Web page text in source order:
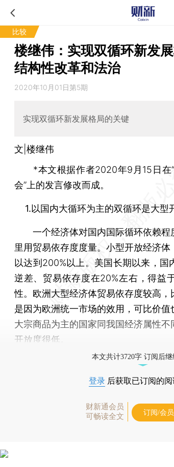
比较
楼继伟：实现双循环新发
结构性改革和法治
2020年10月01日第5期
实现双循环新发展格局的关键
文|楼继伟
*本文根据作者2020年9月15日在“
会”上的发言修改而成。
1.以国内大循环为主的双循环是大型
一个经济体对国内国际循环依赖程
里用贸易依存度度量。小型开放经济
以达到200%以上。美国长期以来，国
逆差、贸易依存度在20%左右，得益
性。欧洲大型经济体贸易依存度较高
是因为欧洲统一市场的效用，可比价
大宗商品为主的国家同我国经济属性
开放度很低。
本文共计3720字 订阅后
登录 后获取已订阅的
财新通会员
可畅读全文
订阅/会